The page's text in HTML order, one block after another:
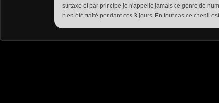
surtaxe et par principe je n'appelle jamais ce genre de
bien été traité pendant ces 3 jours. En tout cas ce chenil